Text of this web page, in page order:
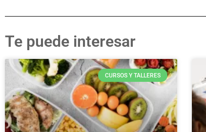
Te puede interesar
CURSOS Y TALLERES